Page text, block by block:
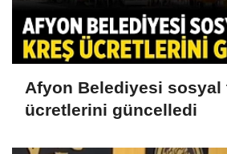
Afyon Belediyesi sosyal
ücretlerini güncelledi